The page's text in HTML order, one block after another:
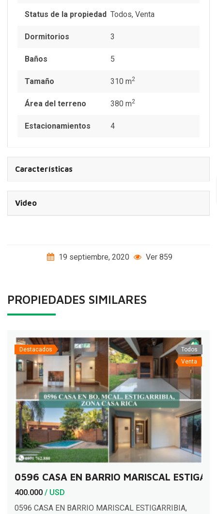
Status de la propiedad Todos, Venta
Dormitorios 3
Baños 5
Tamaño 310 m2
Área del terreno 380 m2
Estacionamientos 4
Características
Video
19 septiembre, 2020 Ver 859
PROPIEDADES SIMILARES
Destacados
Todos
Venta
0596 CASA EN BARRIO MARISCAL
400.000 / USD
0596 CASA EN BARRIO MARISCAL ESTIGARRIBIA,